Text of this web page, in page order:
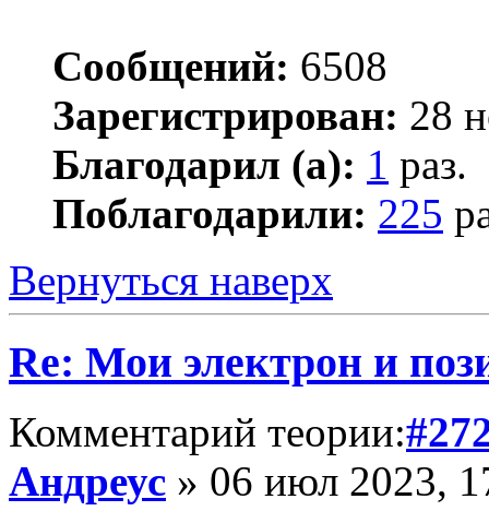
Сообщений: 6508
Зарегистрирован: 28
Благодарил (а): 1 раз.
Поблагодарили: 225
Вернуться наверх
Re: Мои электрон и
Комментарий теории:
Андреус » 06 июл 2023,